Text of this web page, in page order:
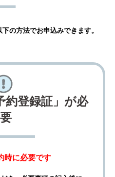
の方法でお申込みできます。
約登録証」が必
要
時に必要です